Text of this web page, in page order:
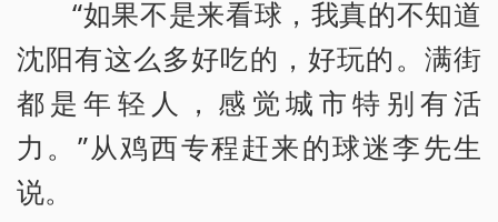
“如果不是来看球，我真的不知道
沈阳有这么多好吃的，好玩的。满街
都是年轻人，感觉城市特别有活
力。”从鸡西专程赶来的球迷李先生
说。